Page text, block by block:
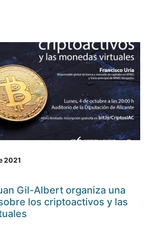
2021
Gil-Albert organiza una
los criptoactivos y las